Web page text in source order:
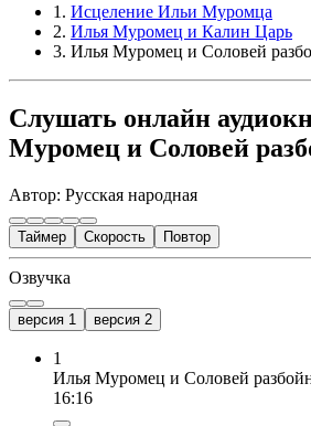
1. Исцеление Ильи Муромца
2. Илья Муромец и Калин Царь
3. Илья Муромец и Соловей
Слушать онлайн
Муромец и Соловей
Автор: Русская народная
Таймер Скорость Повтор
Озвучка
версия 1 версия 2
1
Илья Муромец и Соловей
16:16